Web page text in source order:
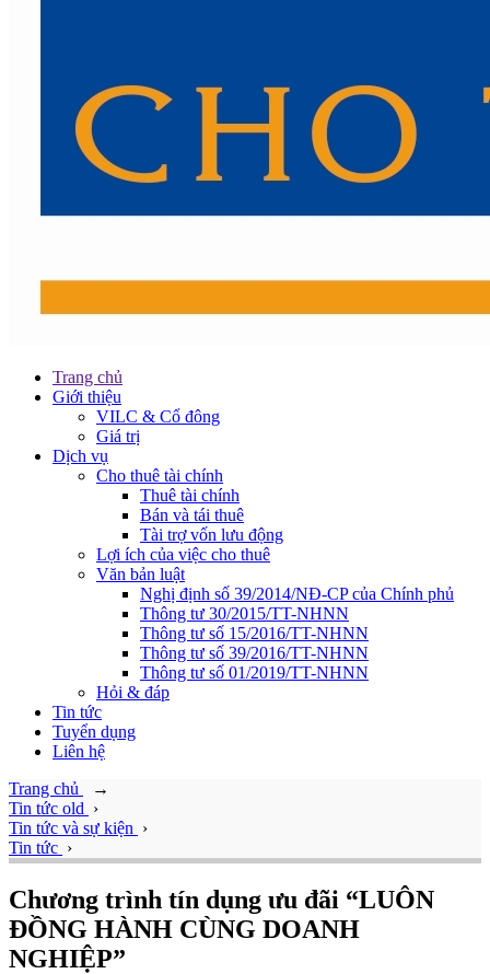
Trang chủ
Giới thiệu
VILC & Cổ đông
Giá trị
Dịch vụ
Cho thuê tài chính
Thuê tài chính
Bán và tái thuê
Tài trợ vốn lưu động
Lợi ích của việc cho thuê
Văn bản luật
Nghị định số 39/2014/NĐ-CP của Chính phủ
Thông tư 30/2015/TT-NHNN
Thông tư số 15/2016/TT-NHNN
Thông tư số 39/2016/TT-NHNN
Thông tư số 01/2019/TT-NHNN
Hỏi & đáp
Tin tức
Tuyển dụng
Liên hệ
Trang chủ
→
Tin tức old ›
Tin tức và sự kiện ›
Tin tức ›
Chương trình tín dụng ưu đãi “LUÔN
ĐỒNG HÀNH CÙNG DOANH
NGHIỆP”